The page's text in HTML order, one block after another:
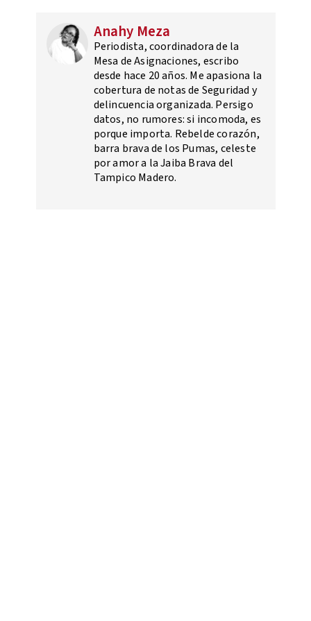
Anahy Meza
Periodista, coordinadora de la
Mesa de Asignaciones, escribo
desde hace 20 años. Me apasiona la
cobertura de notas de Seguridad y
delincuencia organizada. Persigo
datos, no rumores: si incomoda, es
porque importa. Rebelde corazón,
barra brava de los Pumas, celeste
por amor a la Jaiba Brava del
Tampico Madero.